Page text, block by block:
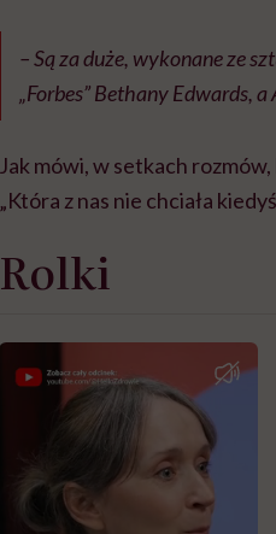
– Są za duże, wykonane ze
„Forbes” Bethany Edwards,
Jak mówi, w setkach
„Która z nas nie chciała
Rolki